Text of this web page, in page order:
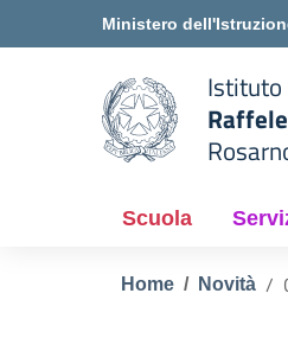
Vai ai contenuti
Vai al menu di navigazione
Ministero
scuola
Istituto
Scuola
Home Novità